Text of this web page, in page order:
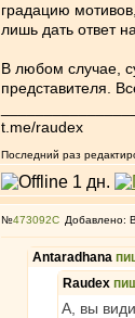
градацию
лишь дать ответ
В любом случае,
представителя.
t.me/raudex
Последний раз
№473092 Добавлено:
Antaradhana
Raudex
А, вы